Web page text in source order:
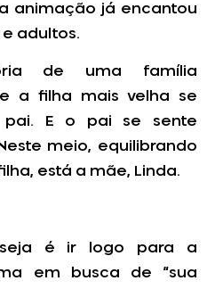
animação já encantou
adultos.
de uma família
a filha mais velha se
pai. E o pai se sente
meio, equilibrando
está a mãe, Linda.
é ir logo para a
em busca de “sua